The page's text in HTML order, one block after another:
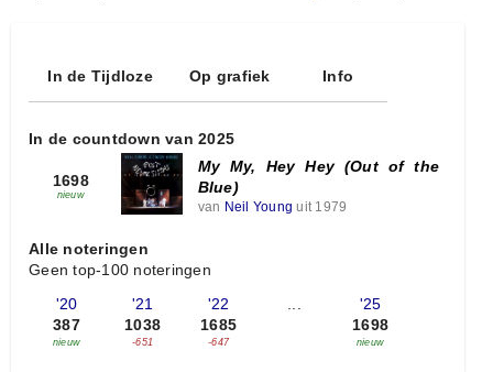
In de Tijdloze Op grafiek Info
In de countdown van 2025
1698
nieuw
My My, Hey Hey (Out of the
Blue)
van Neil Young uit 1979
Alle noteringen
Geen top-100 noteringen
'20
387
nieuw
'21
1038
-651
'22
1685
-647
...
'25
1698
nieuw